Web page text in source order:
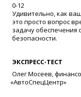
0-12
Удивительно, как
это просто вопрос
задачу обеспечения
безопасности.
ЭКСПРЕСС-ТЕСТ
Олег Мосеев,
«АвтоСпецЦентр»